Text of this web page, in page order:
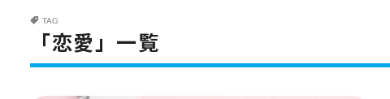
TAG
「恋愛」一覧